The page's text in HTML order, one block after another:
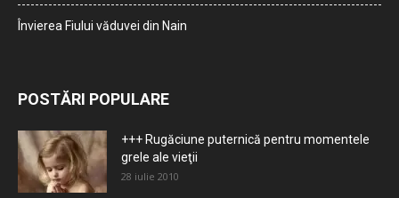
Învierea Fiului văduvei din Nain
POSTĂRI POPULARE
+++ Rugăciune puternică pentru momentele
grele ale vieţii
28 iulie 2010